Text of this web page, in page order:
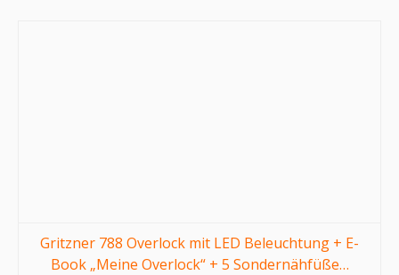
Gritzner 788 Overlock mit LED Beleuchtung + E-
Book „Meine Overlock“ + 5 Sondernähfüße…